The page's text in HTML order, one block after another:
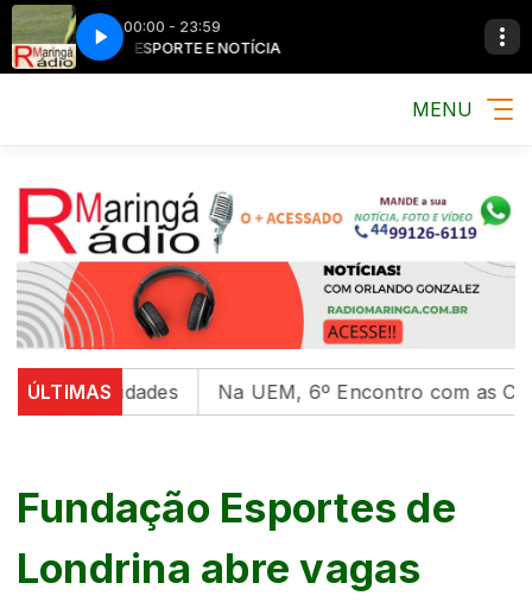
00:00 - 23:59
MÚSICA, ESPORTE E NOTÍCIA MÚSICA,
MENU
ÚLTIMAS Na UEM, 6º Encontro com as Culturas
Fundação Esportes de
Londrina abre vagas